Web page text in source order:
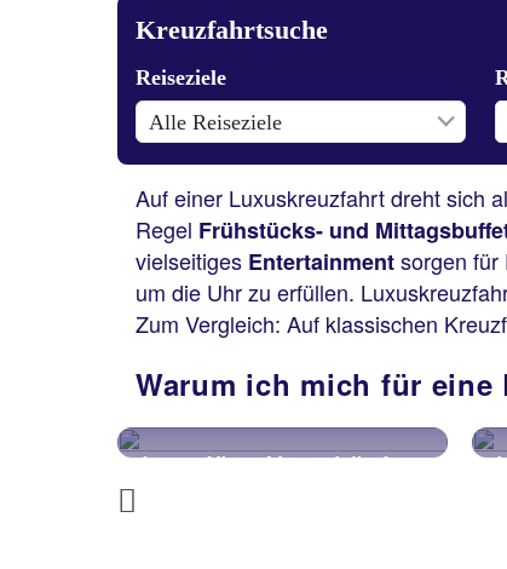
Auf einer Luxuskreuzfahrt dreht sich
Regel Frühstücks- und
vielseitiges Entertainmentsorgen für
um die Uhr zu erfüllen.
Zum Vergleich: Auf klassischen
Warum ich mich für
Previous
kulinarische Erlebnisse